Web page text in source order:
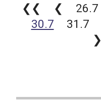
❮❮ ❮ 26.7
30.7
31.7
❯